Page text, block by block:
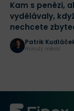
Kam s penězi,
vydělávaly,
nechcete
riskovat. Přehled
dostupných
Patrik
minulý měsíc